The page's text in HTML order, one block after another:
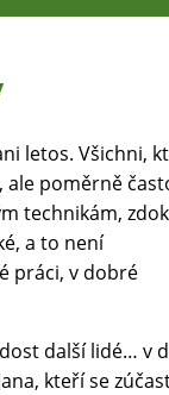
letos. Všichni,
ale poměrně
technikám,
a to není
práci, v dobré
další lidé… v
kteří se